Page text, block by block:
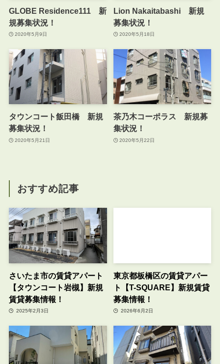
GLOBE Residence111 新
規募集状況！
2020年5月9日
Lion Nakaitabashi 新規
募集状況！
2020年5月18日
タウンコート飯田橋 新規
募集状況！
2020年5月21日
茶乃木コーポラス 新規募
集状況！
2020年5月22日
おすすめ記事
さいたま市の賃貸アパート
【タウンコート岩槻】新規
賃貸募集情報！
2025年2月3日
東京都板橋区の賃貸アパー
ト【T-SQUARE】新規賃貸
募集情報！
2026年6月2日